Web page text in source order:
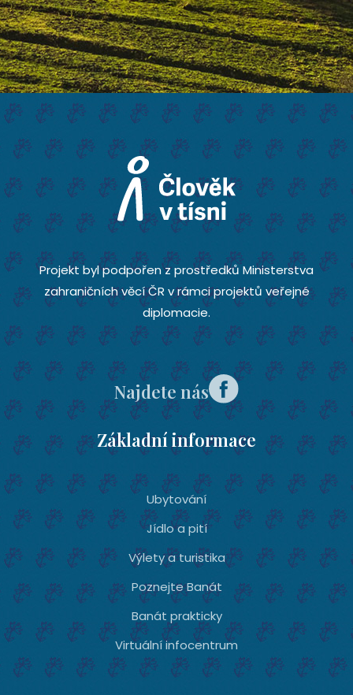
Projekt byl podpořen z prostředků Ministerstva
zahraničních věcí ČR v rámci projektů veřejné
diplomacie.
Najdete nás
Základní informace
Ubytování­
Jídlo a pití
Výlety a turistika
Poznejte Banát
Banát prakticky
Virtuální infocentrum